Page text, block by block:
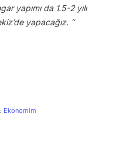
yapımı da 1.5-2 yılı
yapacağız. “
Ekonomim